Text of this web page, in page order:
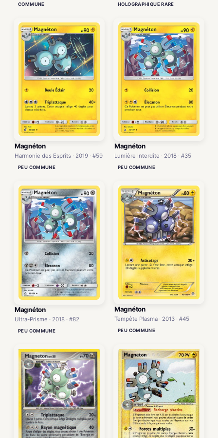
COMMUNE HOLOGRAPHIQUE RARE
Magnéton
Harmonie des Esprits · 2019 · #59
PEU COMMUNE
Magnéton
Lumière Interdite · 2018 · #35
PEU COMMUNE
Magnéton
Ultra-Prisme · 2018 · #82
PEU COMMUNE
Magnéton
Tempête Plasma · 2013 · #45
PEU COMMUNE